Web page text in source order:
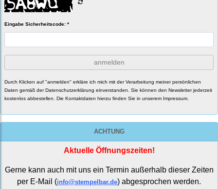
Eingabe Sicherheitscode: *
anmelden
Durch Klicken auf "anmelden" erkläre ich mich mit der Verarbeitung meiner persönlichen
Daten gemäß der Datenschutzerklärung einverstanden. Sie können den Newsletter jederzeit
kostenlos abbestellen. Die Kontaktdaten hierzu finden Sie in unserem Impressum.
ACHTUNG
Aktuelle Öffnungszeiten!
Gerne kann auch mit uns ein Termin außerhalb dieser Zeiten
per E-Mail (info@stempelbar.de) abgesprochen werden.